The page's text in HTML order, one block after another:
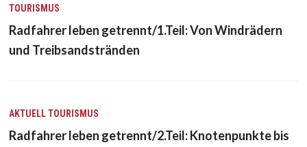
TOURISMUS
Radfahrer leben getrennt/1.Teil: Von Windrädern
und Treibsandstränden
AKTUELL TOURISMUS
Radfahrer leben getrennt/2.Teil: Knotenpunkte bis